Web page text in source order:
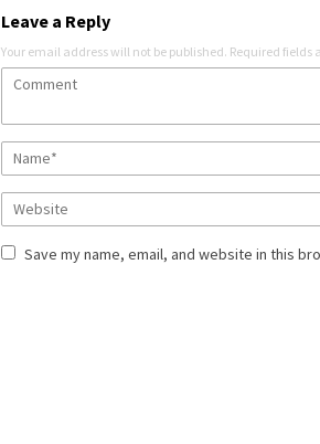
Leave a Reply
Your email address will not be published. Required fields
Save my name, email, and website in this